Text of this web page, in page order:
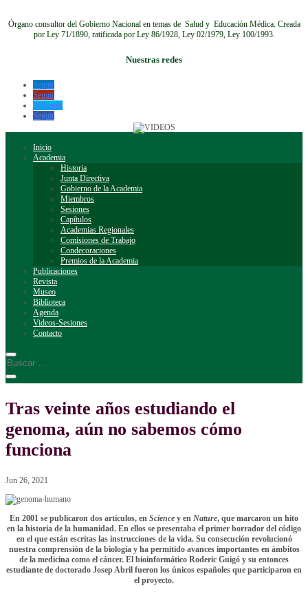
Órgano consultor del Gobierno Nacional en temas de Salud y Educación Médica. Creada
por Ley 71/1890, ratificada por Ley 86/1928, Ley 02/1979, Ley 100/1993.
Nuestras redes
Seguir
Seguir
Seguir
Seguir
Inicio
Academia
Historia
Junta Directiva
Gobierno de la Academia
Miembros
Sesiones
Capítulos
Academias Regionales
Comisiones de Trabajo
Condecoraciones
Premios de la Academia
Publicaciones
Revista
Museo
Biblioteca
Agenda
Videos-Sesiones
Contacto
Tras veinte años estudiando el
genoma, aún no sabemos cómo
funciona
Jun 26, 2021
En 2001 se publicaron dos artículos, en Science y en Nature, que marcaron un hito
en la historia de la humanidad. En ellos se presentaba el primer borrador del código
en el que están escritas las instrucciones de la vida. Su consecución revolucionó
nuestra comprensión de la biología y ha permitido avances importantes en ámbitos
de la medicina como el cáncer. El bioinformático Roderic Guigó y su entonces
estudiante de doctorado Josep Abril fueron los únicos españoles que participaron en
el proyecto.